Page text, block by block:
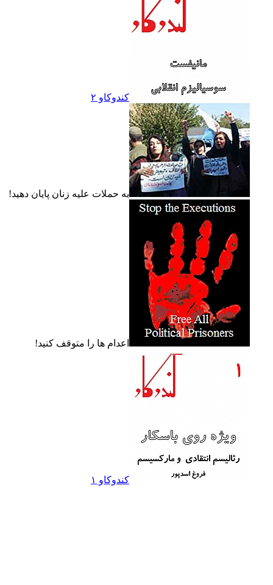
کندوکاو ۲
به حملات عليه زنان پايان دهيد!
اعدام ها را متوقف کنيد!
کندوکاو ۱